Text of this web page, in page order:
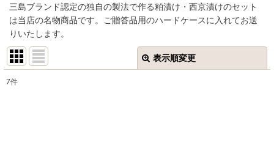
三島ブランド認定の独自の製法で作る粕漬け・西京漬けのセット
は当店の名物商品です。ご贈答品用のハードケースに入れてお送
りいたします。
表示順変更
7件